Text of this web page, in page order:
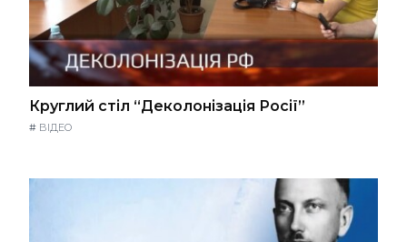
Круглий стіл “Деколонізація Росії”
# ВІДЕО